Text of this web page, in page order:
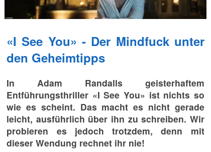
«I See You» - Der Mindfuck unter
den Geheimtipps
In Adam Randalls geisterhaftem
Entführungsthriller «I See You» ist nichts so
wie es scheint. Das macht es nicht gerade
leicht, ausführlich über ihn zu schreiben. Wir
probieren es jedoch trotzdem, denn mit
dieser Wendung rechnet ihr nie!